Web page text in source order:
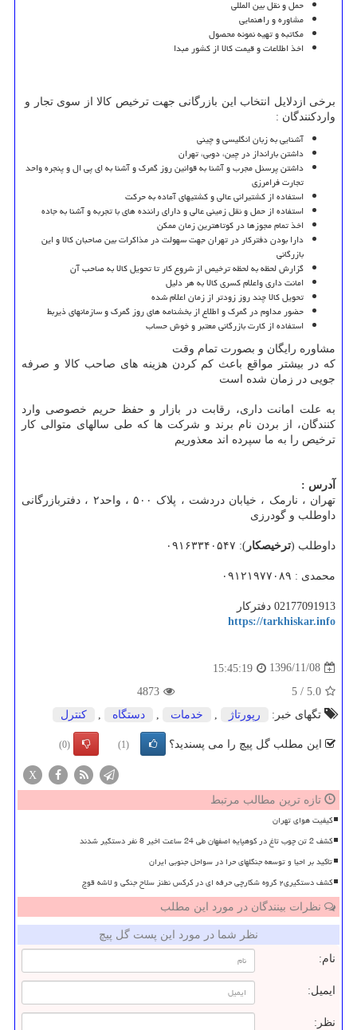
حمل و نقل بین المللی
مشاوره و راهنمایی
مکاتبه و تهیه نمونه محصول
اخذ اطلاعات و قیمت کالا از کشور مبدا
برخی ازدلایل انتخاب این بازرگانی جهت ترخیص کالا از سوی تجار و
واردکنندگان :
آشنایی به زبان انگلیسی و چینی
داشتن بارانداز در چین، دوبی، تهران
داشتن پرسنل مجرب و آشنا به قوانین روز گمرک و آشنا به ای پی ال و پنجره واحد
تجارت فرامرزی
استفاده از کشتیرانی عالی و کشتیهای آماده به حرکت
استفاده از حمل و نقل زمینی عالی و دارای راننده های با تجربه و آشنا به جاده
اخذ تمام مجوزها در کوتاهترین زمان ممکن
دارا بودن دفترکار در تهران جهت سهولت در مذاکرات بین صاحبان کالا و این
بازرگانی
گزارش لحظه به لحظه ترخیص از شروع کار تا تحویل کالا به صاحب آن
امانت داری واعلام کسری کالا به هر دلیل
تحویل کالا چند روز زودتر از زمان اعلام شده
حضور مداوم در گمرک و اطلاع از بخشنامه های روز گمرک و سازمانهای ذیربط
استفاده از کارت بازرگانی معتبر و خوش حساب
مشاوره رایگان و بصورت تمام وقت
که در بیشتر مواقع باعث کم کردن هزینه های صاحب کالا و صرفه
جویی در زمان شده است
به علت امانت داری، رقابت در بازار و حفظ حریم خصوصی وارد
کنندگان، از بردن نام برند و شرکت ها که طی سالهای متوالی کار
ترخیص را به ما سپرده اند معذوریم
آدرس :
تهران ، نارمک ، خیابان دردشت ، پلاک ۵۰۰ ، واحد۲ ، دفتربازرگانی
داوطلب و گودرزی
داوطلب (ترخیصکار ): ۰۹۱۶۳۳۴۰۵۴۷
محمدی : ۰۹۱۲۱۹۷۷۰۸۹
02177091913 دفترکار
https://tarkhiskar.info
1396/11/08
15:45:19
5.0
/
5
4873
تگهای خبر:
رپورتاژ , خدمات , دستگاه , كنترل
این مطلب گل پیچ را می پسندید؟ (1)
(0)
X
تازه ترین مطالب مرتبط
کیفیت هوای تهران
کشف 2 تن چوب تاغ در کوهپایه اصفهان طی 24 ساعت اخیر 8 نفر دستگیر شدند
تاکید بر احیا و توسعه جنگلهای حرا در سواحل جنوبی ایران
کشف دستگیری۲ گروه شکارچی حرفه ای در کرکس نطنز سلاح جنگی و لاشه قوچ
نظرات بینندگان در مورد این مطلب
نظر شما در مورد این پست گل پیچ
نام:
ایمیل:
نظر: